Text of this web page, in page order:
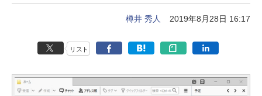
樽井 秀人 2019年8月28日 16:17
リスト